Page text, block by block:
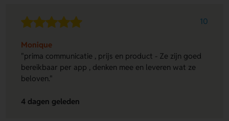
10
Monique
"prima communicatie , prijs en product - Ze zijn goed
bereikbaar per app , denken mee en leveren wat ze
beloven."
4 dagen geleden